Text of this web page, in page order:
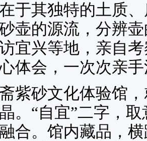
于其独特的土质
壶的源流，分辨
宜兴等地，亲自
体会，一次次亲
砂文化体验馆，
。“自宜”二字，
合。馆内藏品，